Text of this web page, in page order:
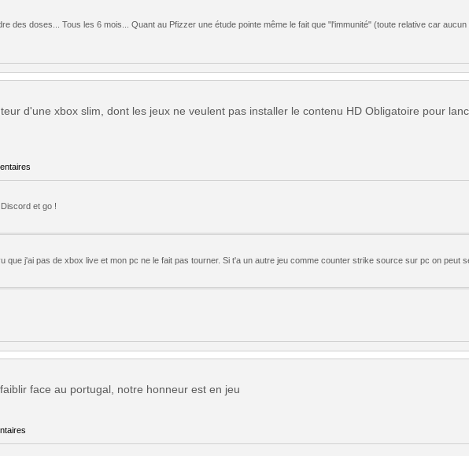
des doses... Tous les 6 mois... Quant au Pfizzer une étude pointe même le fait que "l'immunité" (toute relative car
d'une xbox slim, dont les jeux ne veulent pas installer le contenu HD Obligatoire pour
et go !
que j'ai pas de xbox live et mon pc ne le fait pas tourner. Si t'a un autre jeu comme counter strike source sur pc on peut
face au portugal, notre honneur est en jeu